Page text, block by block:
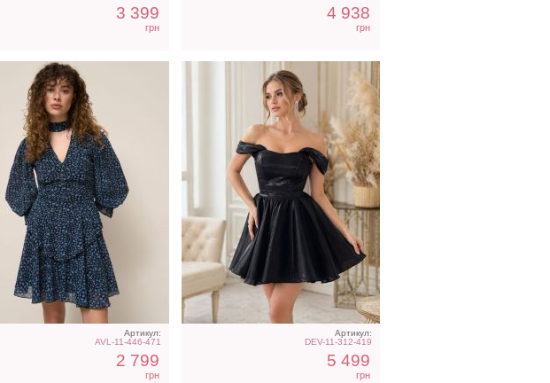
3 399
грн
4 938
грн
Артикул:
AVL-11-446-471
2 799
грн
Артикул:
DEV-11-312-419
5 499
грн
Розовое платье футляр с
разрезом на ноге
Вечернее платье
молочного цвета с
накидкой